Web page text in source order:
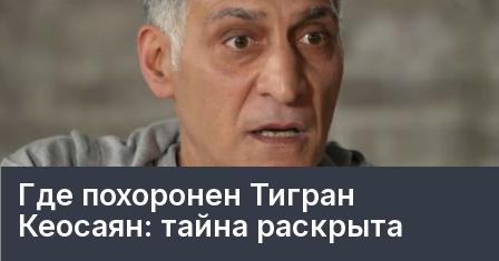
Где похоронен Тигран
Кеосаян: тайна раскрыта